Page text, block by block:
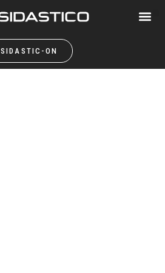
SIDASTIC-ON